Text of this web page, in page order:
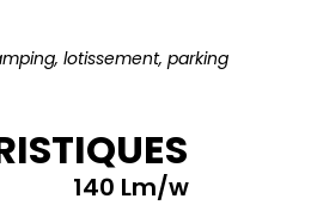
lotissement, parking
140 Lm/w